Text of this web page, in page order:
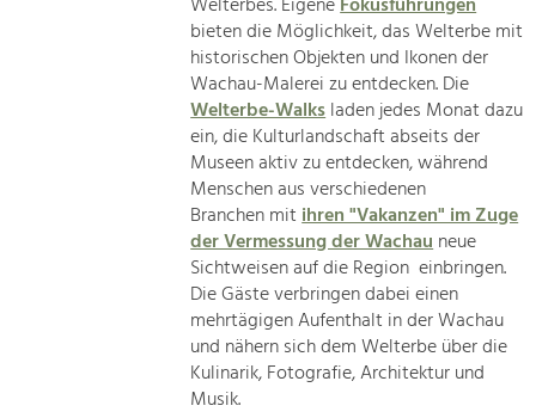
Welterbes. EigeneFokusführungen
bieten die Möglichkeit, das Welterbe mit
historischen Objekten und Ikonen der
Wachau-Malerei zu entdecken. Die
Welterbe-Walksladen jedes Monat dazu
ein, die Kulturlandschaft abseits der
Museen aktiv zu entdecken, während
Menschen aus verschiedenen
Branchen mitihren "Vakanzen" im Zuge
der Vermessung der Wachauneue
Sichtweisen auf die Region einbringen.
Die Gäste verbringen dabei einen
mehrtägigen Aufenthalt in der Wachau
und nähern sich dem Welterbe über die
Kulinarik, Fotografie, Architektur und
Musik.